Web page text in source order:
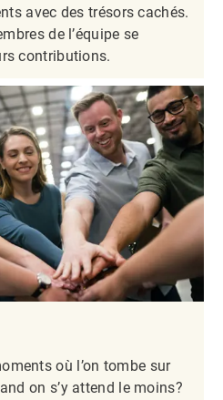
avec des trésors cachés.
de l’équipe se
contributions.​​​​​​​
où l’on tombe sur
on s’y attend le moins?